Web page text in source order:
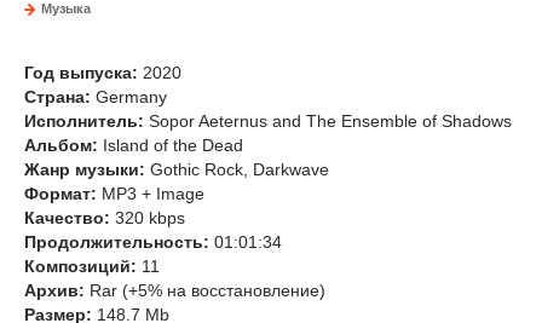
Музыка
Год выпуска: 2020
Страна: Germany
Исполнитель: Sopor Aeternus and The Ensemble of Shadows
Альбом: Island of the Dead
Жанр музыки: Gothic Rock, Darkwave
Формат: MP3 + Image
Качество: 320 kbps
Продолжительность: 01:01:34
Композиций: 11
Архив: Rar (+5% на восстановление)
Размер: 148.7 Mb